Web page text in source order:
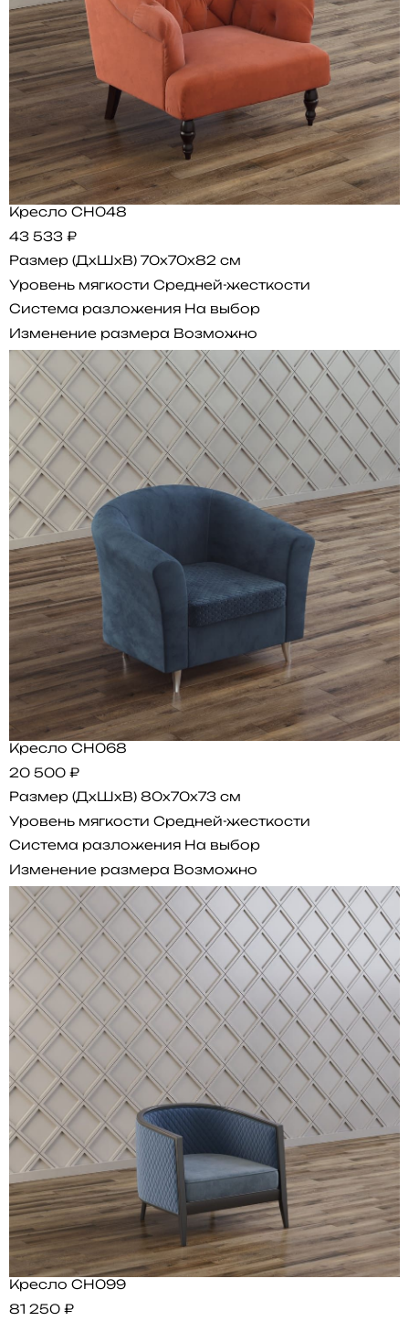
Кресло CH048
43 533 ₽
Размер (ДхШхВ) 70x70x82 см
Уровень мягкости Средней-жесткости
Система разложения На выбор
Изменение размера Возможно
Кресло CH068
20 500 ₽
Размер (ДхШхВ) 80x70x73 см
Уровень мягкости Средней-жесткости
Система разложения На выбор
Изменение размера Возможно
Кресло CH099
81 250 ₽